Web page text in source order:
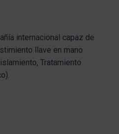
internacional capaz de
llave en mano
Tratamiento